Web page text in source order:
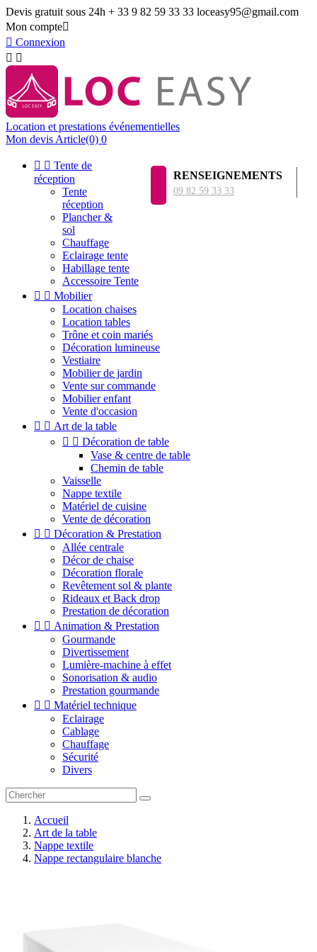
Devis gratuit sous 24h + 33 9 82 59 33 33 loceasy95@gmail.com
Mon compte
 Connexion
 
Location et prestations événementielles
Mon devis Article(0) 0
RENSEIGNEMENTS
09 82 59 33 33
  Tente de
réception
Tente
réception
Plancher &
sol
Chauffage
Eclairage tente
Habillage tente
Accessoire Tente
  Mobilier
Location chaises
Location tables
Trône et coin mariés
Décoration lumineuse
Vestiaire
Mobilier de jardin
Vente sur commande
Mobilier enfant
Vente d'occasion
  Art de la table
  Décoration de table
Vase & centre de table
Chemin de table
Vaisselle
Nappe textile
Matériel de cuisine
Vente de décoration
  Décoration & Prestation
Allée centrale
Décor de chaise
Décoration florale
Revêtement sol & plante
Rideaux et Back drop
Prestation de décoration
  Animation & Prestation
Gourmande
Divertissement
Lumière-machine à effet
Sonorisation & audio
Prestation gourmande
  Matériel technique
Eclairage
Cablage
Chauffage
Sécurité
Divers
Accueil
Art de la table
Nappe textile
Nappe rectangulaire blanche